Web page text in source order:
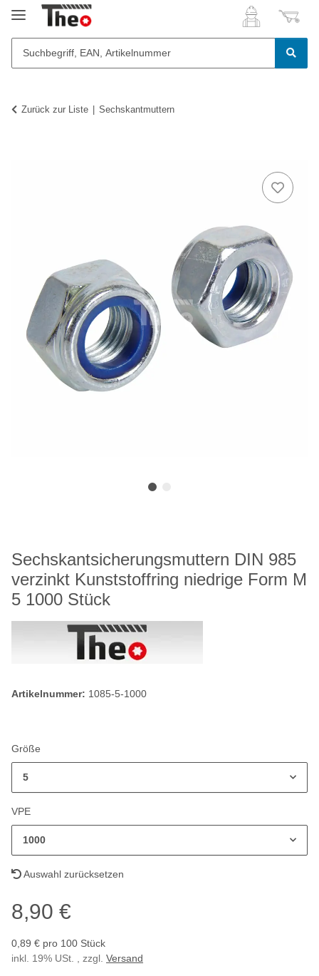
Zurück zur Liste Sechskantmuttern
Sechskantsicherungsmuttern DIN 985
verzinkt Kunststoffring niedrige Form M
5 1000 Stück
Artikelnummer: 1085-5-1000
Größe
5
VPE
1000
Auswahl zurücksetzen
8,90 €
0,89 € pro 100 Stück
inkl. 19% USt. , zzgl. Versand